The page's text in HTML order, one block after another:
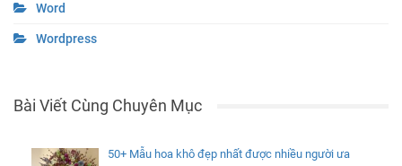
Word
Wordpress
Bài Viết Cùng Chuyên Mục
50+ Mẫu hoa khô đẹp nhất được nhiều người ưa